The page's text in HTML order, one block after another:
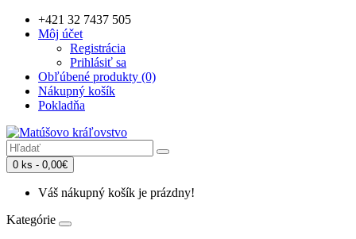
+421 32 7437 505
Môj účet
Registrácia
Prihlásiť sa
Obľúbené produkty (0)
Nákupný košík
Pokladňa
0 ks - 0,00€
Váš nákupný košík je prázdny!
Kategórie